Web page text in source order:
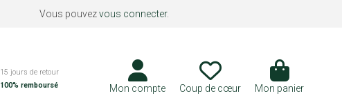
Vous pouvezvous connecter.
15 jours de retour
100% remboursé
Mon compte Coup de cœur Mon panier